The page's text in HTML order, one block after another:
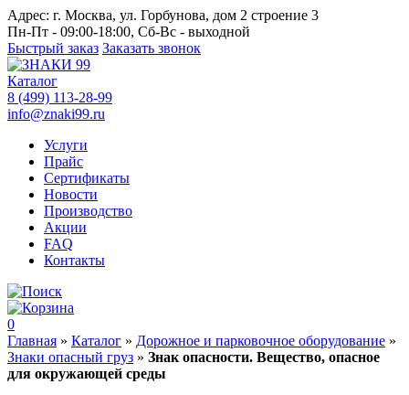
Адрес: г. Москва, ул. Горбунова, дом 2 строение 3
Пн-Пт - 09:00-18:00, Сб-Вс - выходной
Быстрый заказ Заказать звонок
Каталог
8 (499) 113-28-99
info@znaki99.ru
Услуги
Прайс
Сертификаты
Новости
Производство
Акции
FAQ
Контакты
0
Главная » Каталог » Дорожное и парковочное оборудование »
Знаки опасный груз » Знак опасности. Вещество, опасное
для окружающей среды